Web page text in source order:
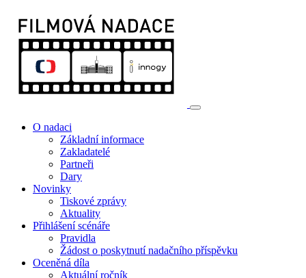
O nadaci
Základní informace
Zakladatelé
Partneři
Dary
Novinky
Tiskové zprávy
Aktuality
Přihlášení scénáře
Pravidla
Žádost o poskytnutí nadačního příspěvku
Oceněná díla
Aktuální ročník